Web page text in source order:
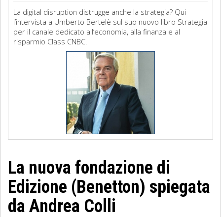
La digital disruption distrugge anche la strategia? Qui
l’intervista a Umberto Bertelè sul suo nuovo libro Strategia
per il canale dedicato all’economia, alla finanza e al
risparmio Class CNBC.
La nuova fondazione di
Edizione (Benetton) spiegata
da Andrea Colli